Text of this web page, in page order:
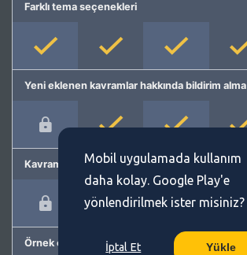
Farklı tema seçenekleri
Yeni eklenen kavramlar hakkında bildirim alma
Kavram önerme
Örnek cümleler
Mobil uygulamada kullanım
daha kolay. Google Play'e
yönlendirilmek ister misiniz?
İptal Et Yükle